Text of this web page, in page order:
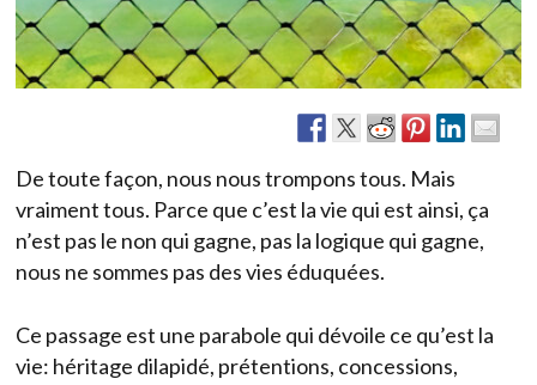
De toute façon, nous nous trompons tous. Mais
vraiment tous. Parce que c’est la vie qui est ainsi, ça
n’est pas le non qui gagne, pas la logique qui gagne,
nous ne sommes pas des vies éduquées.
Ce passage est une parabole qui dévoile ce qu’est la
vie: héritage dilapidé, prétentions, concessions,